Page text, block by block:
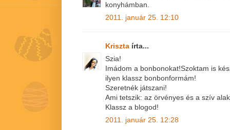
konyhámban.
2011. január 25. 12:10
Kriszta írta...
Szia!
Imádom a bonbonokat!Szoktam is
ilyen klassz bonbonformám!
Szeretnék játszani!
Ami tetszik: az örvényes és a szív
Klassz a blogod!
2011. január 25. 12:28